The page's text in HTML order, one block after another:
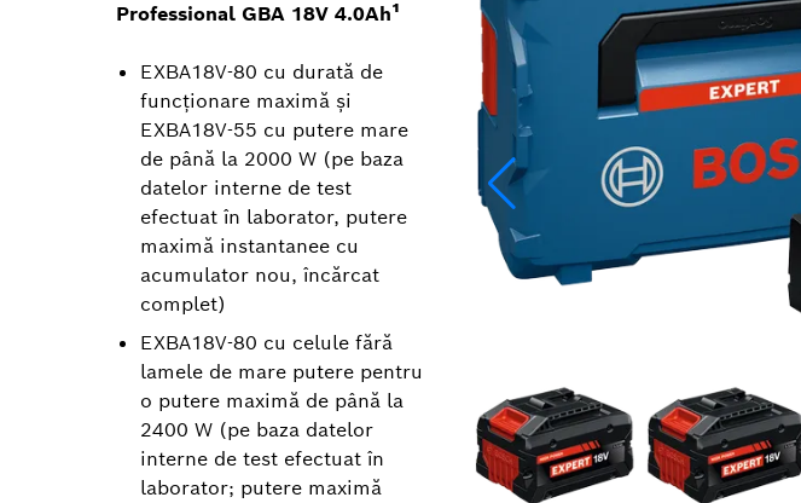
Professional GBA 18V 4.0Ah¹
EXBA18V-80 cu durată de
funcţionare maximă şi
EXBA18V-55 cu putere mare
de până la 2000 W (pe baza
datelor interne de test
efectuat în laborator, putere
maximă instantanee cu
acumulator nou, încărcat
complet)
EXBA18V-80 cu celule fără
lamele de mare putere pentru
o putere maximă de până la
2400 W (pe baza datelor
interne de test efectuat în
laborator; putere maximă